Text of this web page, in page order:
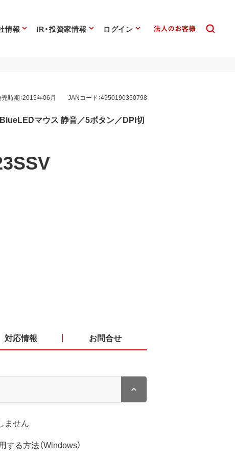
情報 IR・投資家情報 ログイン
時期：2015年06月 JANコード：4950190350798
マウス 静音／5ボタン／DPI切
対応情報 お問合せ
ません
る方法（Windows）